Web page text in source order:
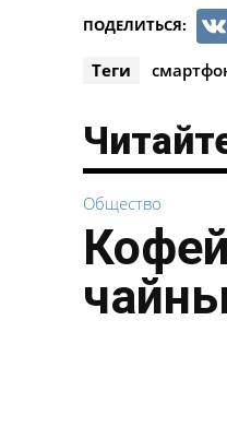
ПОДЕЛИТЬСЯ:
Теги
Общество